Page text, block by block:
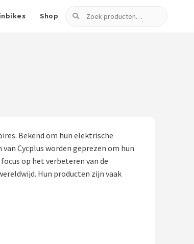
Shop
Zoeken
Bekend om hun elektrische
Cycplus worden geprezen om hun
op het verbeteren van de
Hun producten zijn vaak